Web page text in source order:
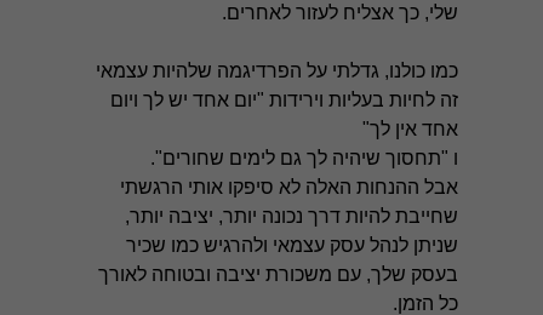
שלי, כך אצליח לעזור לאחרים.
כמו כולנו, גדלתי על הפרדיגמה שלהיות עצמאי
זה לחיות בעליות וירידות "יום אחד יש לך ויום
אחד אין לך"
ו "תחסוך שיהיה לך גם לימים שחורים".
אבל ההנחות האלה לא סיפקו אותי הרגשתי
שחייבת להיות דרך נכונה יותר, יציבה יותר,
שניתן לנהל עסק עצמאי ולהרגיש כמו שכיר
בעסק שלך, עם משכורת יציבה ובטוחה לאורך
כל הזמן.